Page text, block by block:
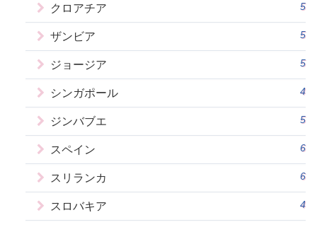
クロアチア 5
ザンビア 5
ジョージア 5
シンガポール 4
ジンバブエ 5
スペイン 6
スリランカ 6
スロバキア 4